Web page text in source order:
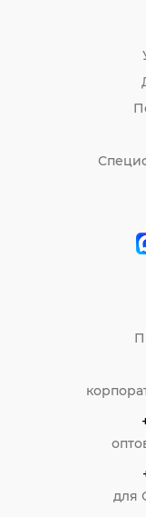
для